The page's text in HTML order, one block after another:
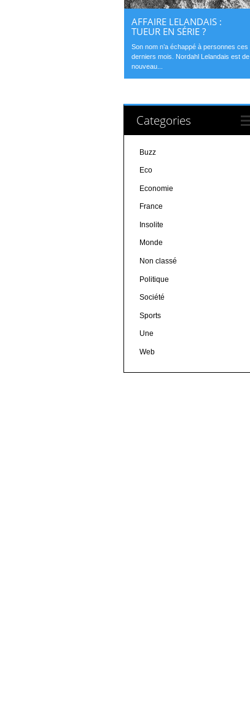
AFFAIRE LELANDAIS :
TUEUR EN SÉRIE ?
Son nom n’a échappé à personnes ces
derniers mois. Nordahl Lelandais est de
nouveau...
Categories
Buzz
Eco
Economie
France
Insolite
Monde
Non classé
Politique
Société
Sports
Une
Web